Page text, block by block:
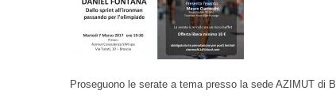
Proseguono le serate a tema presso la sede AZIMUT di